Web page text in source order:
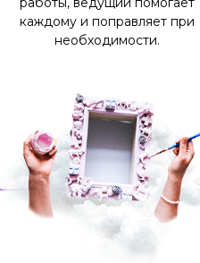
каждому и поправляет при
необходимости.